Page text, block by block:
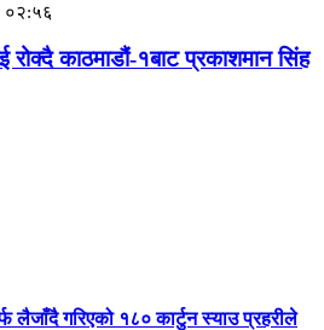
०२:५६
रोक्दै काठमाडौं-१बाट प्रकाशमान सिंह
लैजाँदै गरिएको १८० कार्टुन स्याउ प्रहरीले